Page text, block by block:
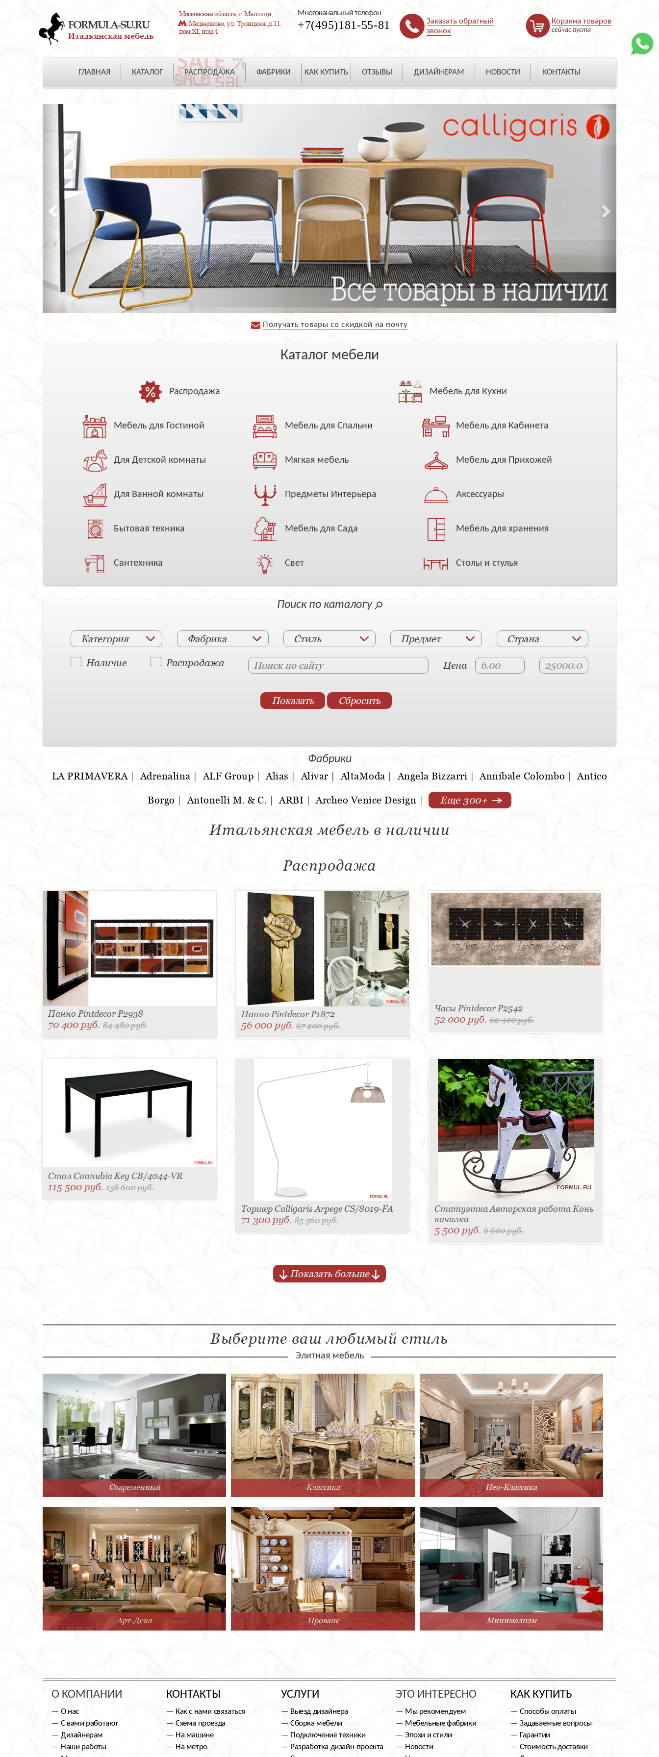
FORMULA-SU.RU
Итальянская мебель
Московская область, г. Мытищи,
Медведково, ул. Троицкая, д.11,
пом.XI, пом.4
Многоканальный телефон
+7(495)181-55-81
Заказать обратный
звонок
Корзина товаров
сейчас пуста
ГЛАВНАЯ КАТАЛОГ РАСПРОДАЖА ФАБРИКИ КАК КУПИТЬ ОТЗЫВЫ ДИЗАЙНЕРАМ НОВОСТИ КОНТАКТЫ
Previous
Получать товары со скидкой на почту
Каталог мебели
Распродажа Мебель для Кухни
Мебель для Гостиной Мебель для Спальни Мебель для Кабинета
Для Детской комнаты Мягкая мебель Мебель для Прихожей
Для Ванной комнаты Предметы Интерьера Аксессуары
Бытовая техника Мебель для Сада Мебель для хранения
Сантехника Свет Столы и стулья
Поиск по каталогу
Категория Фабрика Стиль Предмет Страна
Наличие Распродажа Цена
Фабрики
LA PRIMAVERA|Adrenalina |ALF Group |Alias |Alivar |AltaModa |Angela Bizzarri |Annibale Colombo |Antico
Borgo |Antonelli M. & C. |ARBI |Archeo Venice Design | Еще 300+
Итальянская мебель в наличии
Распродажа
Панно Pintdecor P2938
70 400 руб. 84 480 руб.
Панно Pintdecor P1872
56 000 руб. 67 200 руб.
Часы Pintdecor P2542
52 000 руб. 62 400 руб.
Стол Connubia Key CB/4044-VR
115 500 руб. 138 600 руб.
Торшер Calligaris Arpege CS/8019-FA
71 300 руб. 85 560 руб.
Статуэтка Авторская работа Конь
качалка
5 500 руб. 6 600 руб.
Показать больше
Выберите ваш любимый стиль
Элитная мебель
Современный Классика Нео-Классика
Арт-Деко Прованс Минимализм
О КОМПАНИИ
О нас
С вами работают
Дизайнерам
Наши работы
КОНТАКТЫ
Как с нами связаться
Схема проезда
На машине
На метро
УСЛУГИ
Выезд дизайнера
Сборка мебели
Подключение техники
Разработка дизайн-проекта
ЭТО ИНТЕРЕСНО
Мы рекомендуем
Мебельные фабрики
Эпохи и стили
Новости
КАК КУПИТЬ
Способы оплаты
Задаваемые вопросы
Гарантии
Стоимость доставки